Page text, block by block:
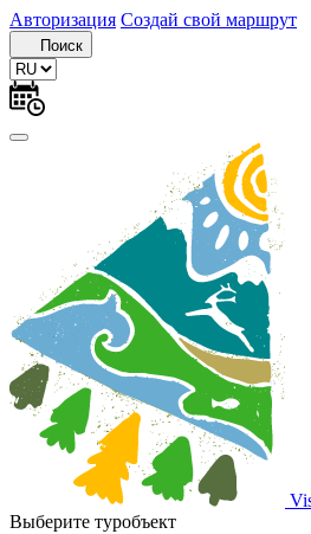
Авторизация Создай свой маршрут
Поиск
Выберите туробъект